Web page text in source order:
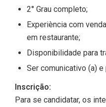
2° Grau completo;
Experiència com
em restaurante;
Disponibilidade para
Ser comunicativo (a) e
Inscrição:
Para se candidatar, os